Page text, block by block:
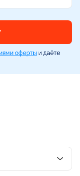
оферты и даёте